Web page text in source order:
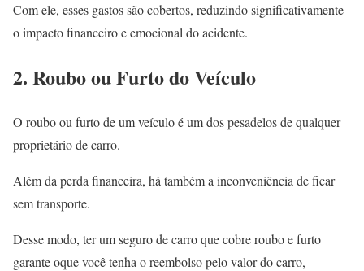
Com ele, esses gastos são cobertos, reduzindo significativamente
o impacto financeiro e emocional do acidente.
2. Roubo ou Furto do Veículo
O roubo ou furto de um veículo é um dos pesadelos de qualquer
proprietário de carro.
Além da perda financeira, há também a inconveniência de ficar
sem transporte.
Desse modo, ter um seguro de carro que cobre roubo e furto
garante oque você tenha o reembolso pelo valor do carro,